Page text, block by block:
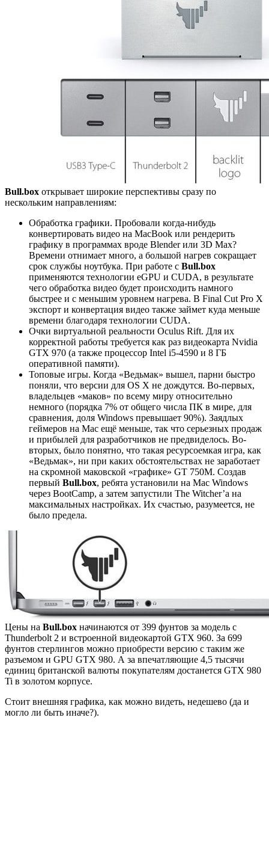
Bull.box открывает широкие перспективы сразу по
нескольким направлениям:
Обработка графики. Пробовали когда-нибудь
конвертировать видео на MacBook или рендерить
графику в программах вроде Blender или 3D Max?
Времени отнимает много, а большой нагрев сокращает
срок службы ноутбука. При работе с Bull.box
применяются технологии eGPU и CUDA, в результате
чего обработка видео будет происходить намного
быстрее и с меньшим уровнем нагрева. В Final Cut Pro X
экспорт и конвертация видео также займет куда меньше
времени благодаря технологии CUDA.
Очки виртуальной реальности Oculus Rift. Для их
корректной работы требуется как раз видеокарта Nvidia
GTX 970 (а также процессор Intel i5-4590 и 8 ГБ
оперативной памяти).
Топовые игры. Когда «Ведьмак» вышел, парни быстро
поняли, что версии для OS X не дождутся. Во-первых,
владельцев «маков» по всему миру относительно
немного (порядка 7% от общего числа ПК в мире, для
сравнения, доля Windows превышает 90%). Заядлых
геймеров на Мас ещё меньше, так что серьезных продаж
и прибылей для разработчиков не предвиделось. Во-
вторых, было понятно, что такая ресурсоемкая игра, как
«Ведьмак», ни при каких обстоятельствах не заработает
на скромной маковской «графике» GT 750M. Создав
первый Bull.box, ребята установили на Мас Windows
через BootCamp, а затем запустили The Witcher’a на
максимальных настройках. Их счастью, разумеется, не
было предела.
Цены на Bull.box начинаются от 399 фунтов за модель с
Thunderbolt 2 и встроенной видеокартой GTX 960. За 699
фунтов стерлингов можно приобрести версию с таким же
разъемом и GPU GTX 980. А за впечатляющие 4,5 тысячи
единиц британской валюты покупателям достанется GTX 980
Ti в золотом корпусе.
Стоит внешняя графика, как можно видеть, недешево (да и
могло ли быть иначе?).